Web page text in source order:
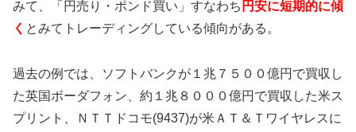
みて、「円売り・ポンド買い」すなわち 円安に短期的に傾
く とみてトレーディングしている傾向がある。
過去の例では、ソフトバンクが１兆７５００億円で買収し
た英国ボーダフォン、約１兆８０００億円で買収した米ス
プリント、ＮＴＴドコモ(9437)が米ＡＴ＆Ｔワイヤレスに